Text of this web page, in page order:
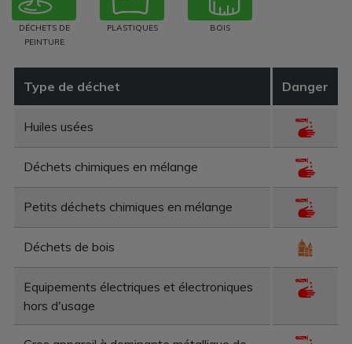
DÉCHETS DE
PEINTURE
PLASTIQUES BOIS
Type de déchet Danger
Huiles usées
Déchets chimiques en mélange
Petits déchets chimiques en mélange
Déchets de bois
Equipements électriques et électroniques
hors d'usage